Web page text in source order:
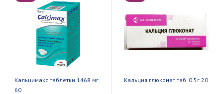
Кальцимакс таблетки 1468 мг
60
Кальция глюконат таб. 0.5г 20